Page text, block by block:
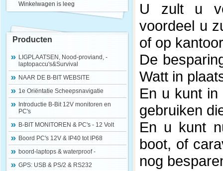
Winkelwagen is leeg
Producten
LIGPLAATSEN, Nood-proviand, -
laptopaccu's&Survival
NAAR DE B-BIT WEBSITE
1e Oriëntatie Scheepsnavigatie
Introductie B-Bit 12V monitoren en
PC's
B-BIT MONITOREN & PC's - 12 Volt
Boord PC's 12V & IP40 tot IP68
boord-laptops & waterproof -
GPS: USB & PS/2 & RS232
U zult u
voordeel u
of op
De
Watt in
En u kunt in
gebruiken
En u kunt
boot, of
nog